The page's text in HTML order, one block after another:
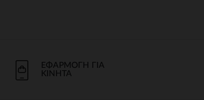
ΕΦΑΡΜΟΓΉ ΓΙΑ
ΚΙΝΗΤΆ